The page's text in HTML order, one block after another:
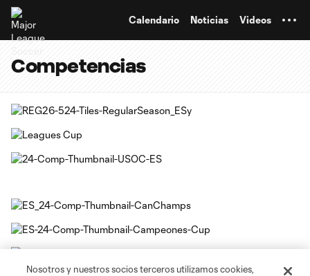
Calendario Noticias Videos
Competencias
Nosotros y nuestros socios terceros utilizamos cookies,